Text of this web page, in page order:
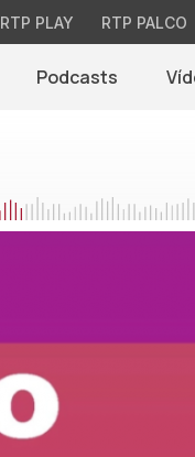
RTP PLAY RTP PALCO
Podcasts